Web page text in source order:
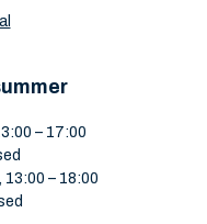
– 17:00
13:00 – 18:00